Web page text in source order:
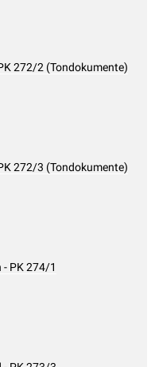
272/2 (Tondokumente)
272/3 (Tondokumente)
- PK 274/1